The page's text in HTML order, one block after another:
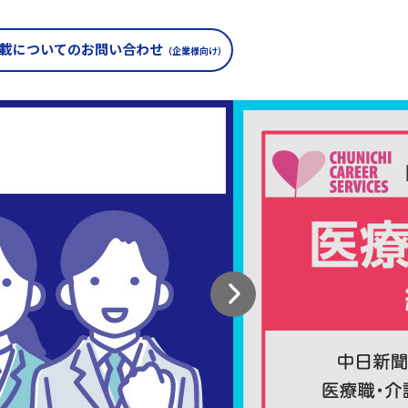
についてのお問い合わせ （企業様向け）